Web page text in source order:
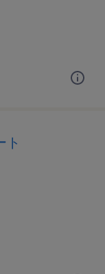
ト